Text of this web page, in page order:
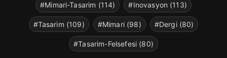
#Mimari-Tasarim (114) #Inovasyon (113)
#Tasarim (109) #Mimari (98) #Dergi (80)
#Tasarim-Felsefesi (80)